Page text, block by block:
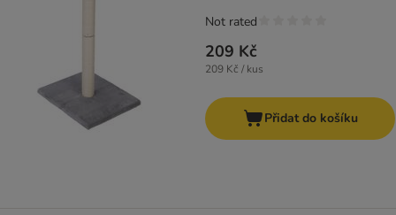
209 Kč
209 Kč / kus
Not rated
Přidat do košíku